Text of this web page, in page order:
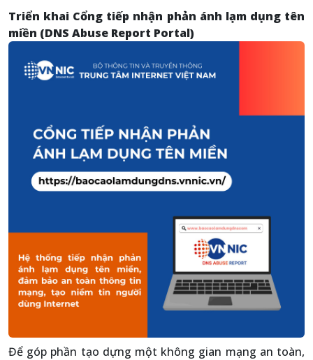
Triển khai Cổng tiếp nhận phản ánh lạm dụng tên
miền (DNS Abuse Report Portal)
Để góp phần tạo dựng một không gian mạng an toàn,